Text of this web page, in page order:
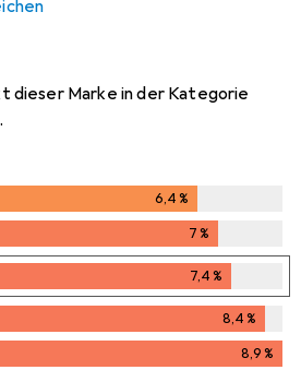
dieser Marke in der Kategorie
6,4%
7%
7,4%
%
8,4%
% 8,9%